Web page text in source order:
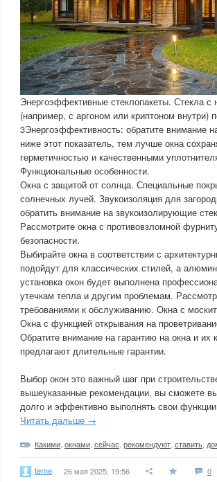
Энергоэффективные стеклопакеты. Стекла
(например, с аргоном или криптоном внутри)
3Энергоэффективность: обратите внимание
ниже этот показатель, тем лучше окна
герметичностью и качественными
Функциональные особенности.
Окна с защитой от солнца. Специальные
солнечных лучей. Звукоизоляция для
обратить внимание на звукоизолирующие
Рассмотрите окна с противовзломной
безопасности.
Выбирайте окна в соответствии с
подойдут для классических стилей, а
установка окон будет выполнена
утечкам тепла и другим проблемам.
требованиями к обслуживанию. Окна с
Окна с функцией открывания на
Обратите внимание на гарантию на окна и
предлагают длительные гарантии.
Выбор окон это важный шаг при
вышеуказанные рекомендации, вы сможете
долго и эффективно выполнять свои
Читать дальше →
Какими окнами сейчас рекомендуют ставить
terne 26 мая 2025, 19:56 0